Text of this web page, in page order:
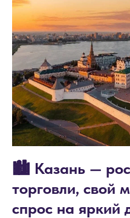
🏙️ Казань —
торговли, свой
спрос на яркий